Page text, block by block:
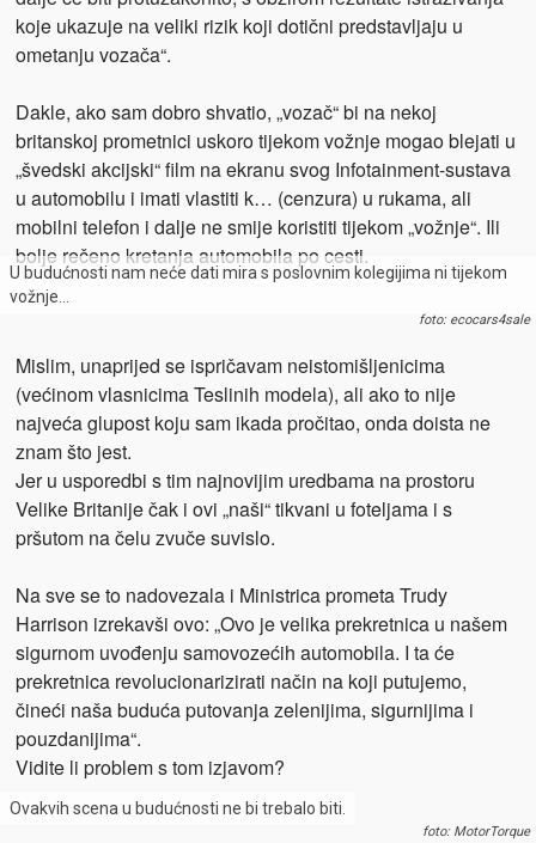
koje ukazuje na veliki rizik koji dotični predstavljaju u
ometanju vozača“.
Dakle, ako sam dobro shvatio, „vozač“ bi na nekoj
britanskoj prometnici uskoro tijekom vožnje mogao blejati u
„švedski akcijski“ film na ekranu svog Infotainment-sustava
u automobilu i imati vlastiti k… (cenzura) u rukama, ali
mobilni telefon i dalje ne smije koristiti tijekom „vožnje“. Ili
bolje rečeno kretanja automobila po cesti.
U budućnosti nam neće dati mira s poslovnim kolegijima ni tijekom
vožnje…
foto: ecocars4sale
Mislim, unaprijed se ispričavam neistomišljenicima
(većinom vlasnicima Teslinih modela), ali ako to nije
najveća glupost koju sam ikada pročitao, onda doista ne
znam što jest.
Jer u usporedbi s tim najnovijim uredbama na prostoru
Velike Britanije čak i ovi „naši“ tikvani u foteljama i s
pršutom na čelu zvuče suvislo.
Na sve se to nadovezala i Ministrica prometa Trudy
Harrison izrekavši ovo: „Ovo je velika prekretnica u našem
sigurnom uvođenju samovozećih automobila. I ta će
prekretnica revolucionarizirati način na koji putujemo,
čineći naša buduća putovanja zelenijima, sigurnijima i
pouzdanijima“.
Vidite li problem s tom izjavom?
Ovakvih scena u budućnosti ne bi trebalo biti.
foto: MotorTorque